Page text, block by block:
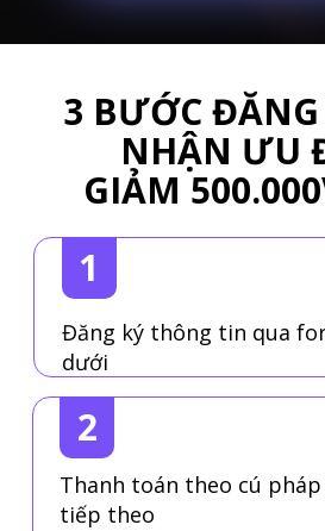
3 BƯỚC ĐĂNG
NHẬN ƯU
GIẢM
2
Thanh toán theo cú
tiếp theo
Đăng ký thông tin qua
dưới
1